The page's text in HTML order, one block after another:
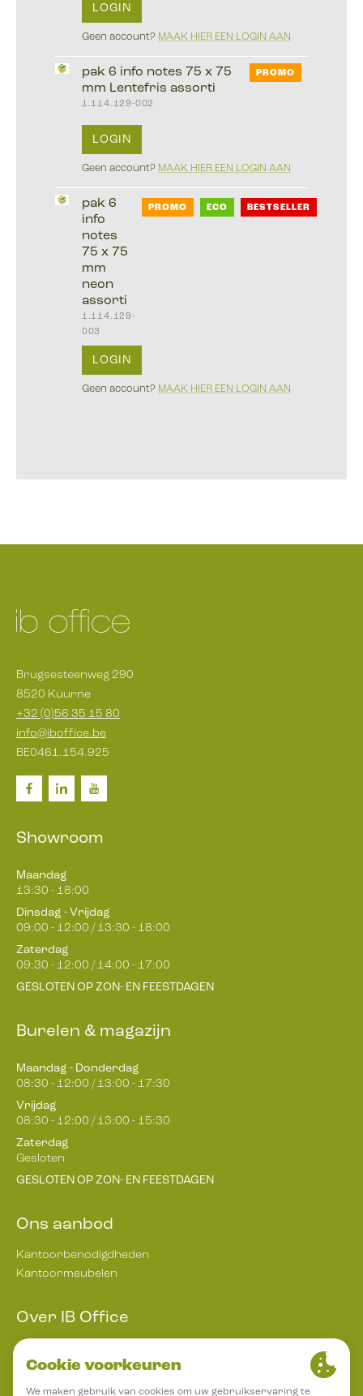
LOGIN
Geen account? MAAK HIER EEN LOGIN AAN
pak 6 info notes 75 x 75
mm Lentefris assorti
1.114.129-002
PROMO
LOGIN
Geen account? MAAK HIER EEN LOGIN AAN
pak 6
info
notes
75 x 75
mm
neon
assorti
1.114.129-
003
PROMO ECO BESTSELLER
LOGIN
Geen account? MAAK HIER EEN LOGIN AAN
Brugsesteenweg 290
8520 Kuurne
+32 (0)56 35 15 80
info@iboffice.be
BE0461.154.925
Showroom
Maandag
13:30 - 18:00
Dinsdag - Vrijdag
09:00 - 12:00 / 13:30 - 18:00
Zaterdag
09:30 - 12:00 / 14:00 - 17:00
GESLOTEN OP ZON- EN FEESTDAGEN
Burelen & magazijn
Maandag - Donderdag
08:30 - 12:00 / 13:00 - 17:30
Vrijdag
08:30 - 12:00 / 13:00 - 15:30
Zaterdag
Gesloten
GESLOTEN OP ZON- EN FEESTDAGEN
Ons aanbod
Kantoorbenodigdheden
Kantoormeubelen
Over IB Office
Nieuws
Veelgestelde vragen